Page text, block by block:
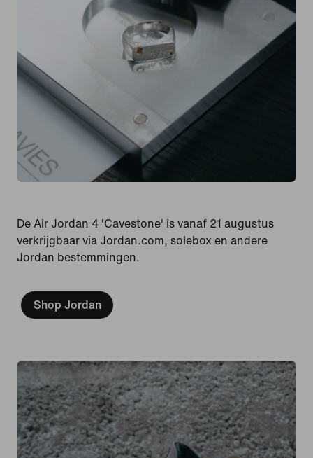
De Air Jordan 4 'Cavestone' is vanaf 21 augustus
verkrijgbaar via Jordan.com, solebox en andere
Jordan bestemmingen.
Shop Jordan